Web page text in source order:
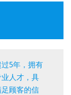
5年，拥有
人才，具
顾客的信